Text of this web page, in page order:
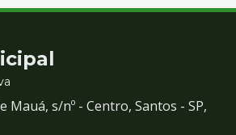
Mauá, s/nº - Centro, Santos - SP,